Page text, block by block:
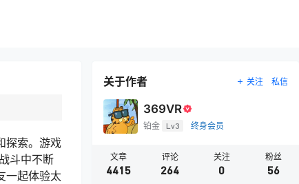
探索。游戏
斗中不断
一起体验太
关于作者 关注 私信
369VR
铂金 Lv3 终身会员
文章
4415
评论
264
关注
0
粉丝
56